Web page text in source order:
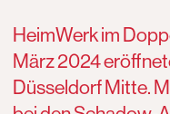
HeimWerk im
März 2024
Düsseldorf Mitte.